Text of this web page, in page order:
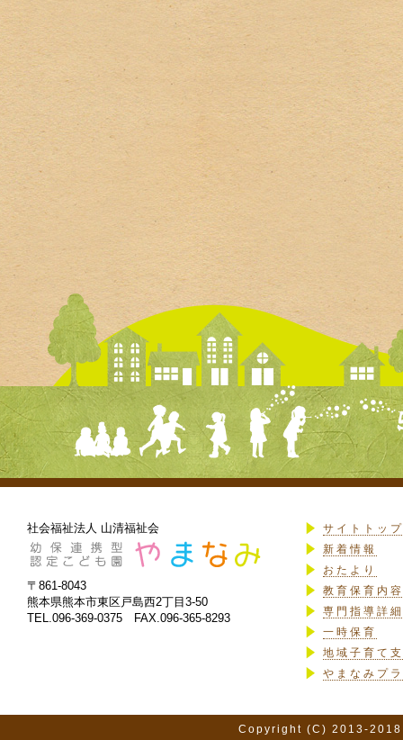
社会福祉法人 山清福祉会
〒861-8043
熊本県熊本市東区戸島西2丁目3-50
TEL.096-369-0375 FAX.096-365-8293
サイトトップ
新着情報
おたより
教育保育内
専門指導詳細
一時保育
地域子育て
やまなみプ
Copyright (C) 2013-